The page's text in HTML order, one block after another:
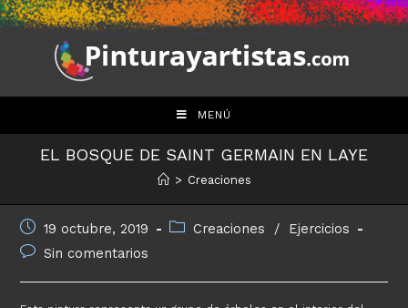
Saltar
al
contenido
MENÚ
EL BOSQUE DE SAINT GERMAIN EN LAYE
> Creaciones
Publicación
de
entrada:
19 octubre, 2019
Categoría
entrada:
Creaciones / Ejercicios
Comentarios
Sin comentarios